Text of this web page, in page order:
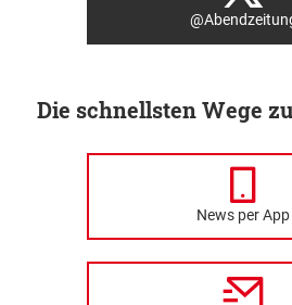
Die schnellsten Wege
News per App